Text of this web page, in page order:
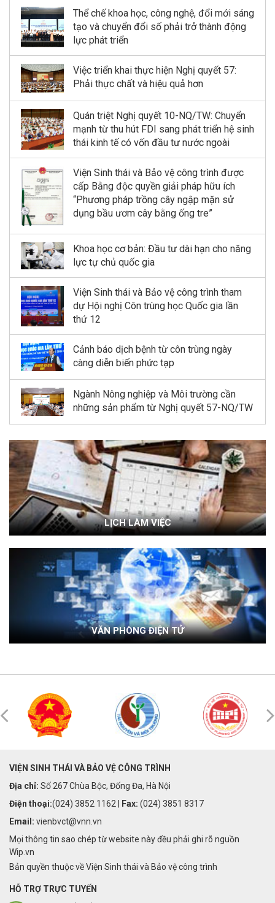
Thể chế khoa học, công nghệ, đổi mới sáng
tạo và chuyển đổi số phải trở thành động
lực phát triển
Việc triển khai thực hiện Nghị quyết 57:
Phải thực chất và hiệu quả hơn
Quán triệt Nghị quyết 10-NQ/TW: Chuyển
mạnh từ thu hút FDI sang phát triển hệ sinh
thái kinh tế có vốn đầu tư nước ngoài
Viện Sinh thái và Bảo vệ công trình được
cấp Bằng độc quyền giải pháp hữu ích
“Phương pháp trồng cây ngập mặn sử
dụng bầu ươm cây bằng ống tre”
Khoa học cơ bản: Đầu tư dài hạn cho năng
lực tự chủ quốc gia
Viện Sinh thái và Bảo vệ công trình tham
dự Hội nghị Côn trùng học Quốc gia lần
thứ 12
Cảnh báo dịch bệnh từ côn trùng ngày
càng diễn biến phức tạp
Ngành Nông nghiệp và Môi trường cần
những sản phẩm từ Nghị quyết 57-NQ/TW
LỊCH LÀM VIỆC
VĂN PHÒNG ĐIỆN TỬ
VIỆN SINH THÁI VÀ BẢO VỆ CÔNG TRÌNH
Địa chỉ: Số 267 Chùa Bộc, Đống Đa, Hà Nội
Điện thoại:(024) 3852 1162 | Fax: (024) 3851 8317
Email: vienbvct@vnn.vn
Mọi thông tin sao chép từ website này đều phải ghi rõ nguồn
Wip.vn
Bản quyền thuộc về Viện Sinh thái và Bảo vệ công trình
HỖ TRỢ TRỰC TUYẾN